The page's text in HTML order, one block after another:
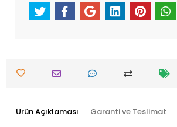
Ürün Açıklaması Garanti ve Teslimat